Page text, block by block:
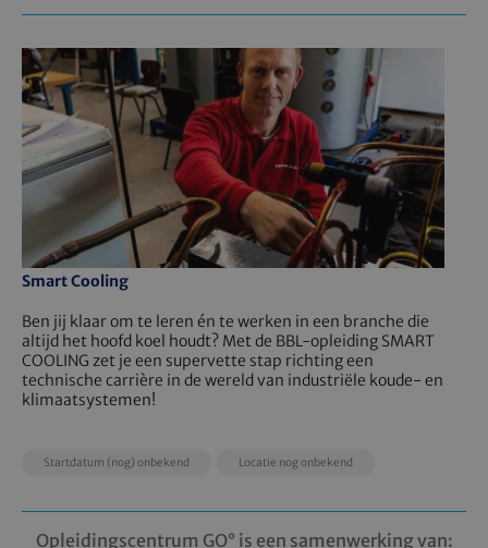
Smart Cooling
Ben jij klaar om te leren én te werken in een branche die
altijd het hoofd koel houdt? Met de BBL-opleiding SMART
COOLING zet je een supervette stap richting een
technische carrière in de wereld van industriële koude- en
klimaatsystemen!
Startdatum (nog) onbekend Locatie nog onbekend
Opleidingscentrum GO° is een samenwerking van: